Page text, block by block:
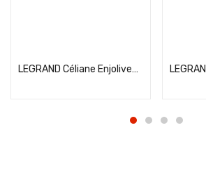
LEGRAND Céliane Enjoliveur simple allumage blanc – 068001